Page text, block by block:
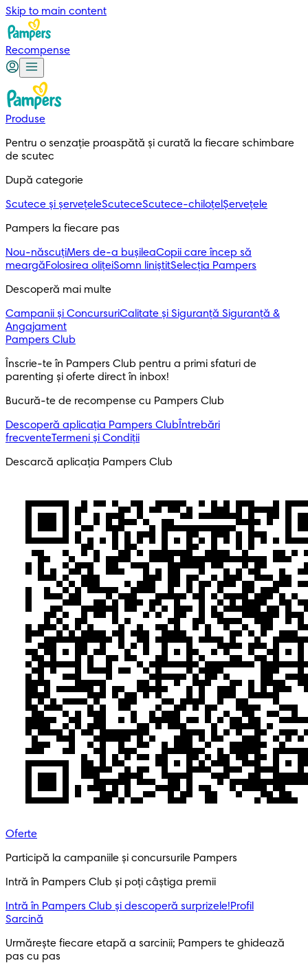
Skip to main content
Recompense
Produse
Pentru o senzație proaspătă și curată la fiecare schimbare
de scutec
După categorie
Scutece și șervețeleScuteceScutece-chiloțelȘervețele
Pampers la fiecare pas
Nou-născuțiMers de-a bușileaCopii care încep să
meargăFolosirea olițeiSomn liniștitSelecția Pampers
Descoperă mai multe
Campanii și ConcursuriCalitate și Siguranță Siguranță &
Angajament
Pampers Club
Înscrie-te în Pampers Club pentru a primi sfaturi de
parenting și oferte direct în inbox!
Bucură-te de recompense cu Pampers Club
Descoperă aplicația Pampers Club Întrebări
frecventeTermeni și Condiții
Descarcă aplicația Pampers Club
Oferte
Participă la campaniile și concursurile Pampers
Intră în Pampers Club și poți câștiga premii
Intră în Pampers Club și descoperă surprizele!​Profil
Sarcină
Urmărește fiecare etapă a sarcinii; Pampers te ghidează
pas cu pas